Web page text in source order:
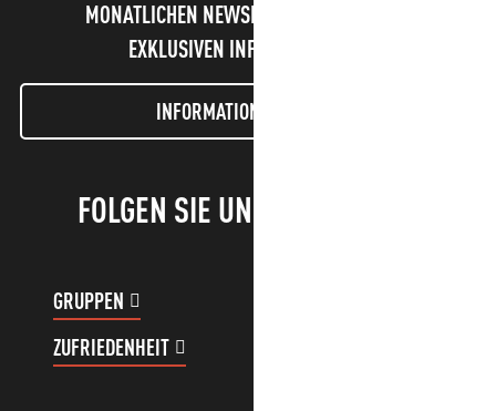
MONATLICHEN NEWSLETTER UND UNSERE
EXKLUSIVEN INFORMATIONEN!
INFORMATIONEN LETTER
FOLGEN SIE UNS!
GRUPPEN
ZUFRIEDENHEIT